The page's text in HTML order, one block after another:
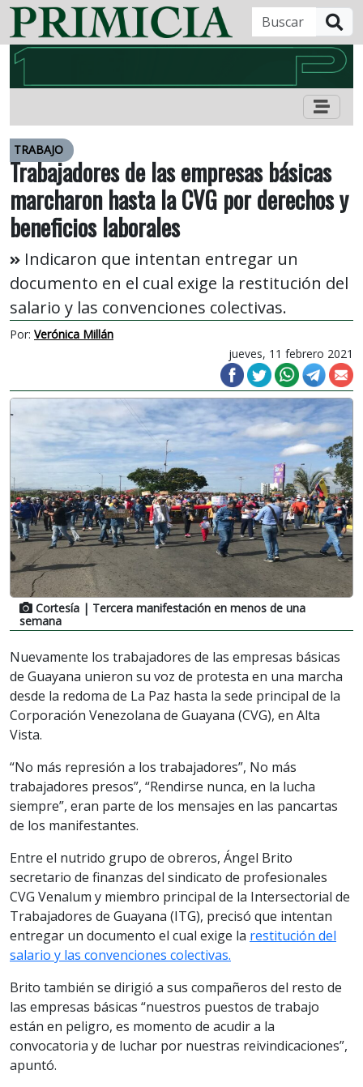
TRABAJO
Trabajadores de las empresas básicas
marcharon hasta la CVG por derechos y
beneficios laborales
Indicaron que intentan entregar un
documento en el cual exige la restitución del
salario y las convenciones colectivas.
Por: Verónica Millán
jueves, 11 febrero 2021
Cortesía | Tercera manifestación en menos de una
semana
Nuevamente los trabajadores de las empresas básicas
de Guayana unieron su voz de protesta en una marcha
desde la redoma de La Paz hasta la sede principal de la
Corporación Venezolana de Guayana (CVG), en Alta
Vista.
“No más represión a los trabajadores”, No más
trabajadores presos”, “Rendirse nunca, en la lucha
siempre”, eran parte de los mensajes en las pancartas
de los manifestantes.
Entre el nutrido grupo de obreros, Ángel Brito
secretario de finanzas del sindicato de profesionales
CVG Venalum y miembro principal de la Intersectorial de
Trabajadores de Guayana (ITG), precisó que intentan
entregar un documento el cual exige la restitución del
salario y las convenciones colectivas.
Brito también se dirigió a sus compañeros del resto de
las empresas básicas “nuestros puestos de trabajo
están en peligro, es momento de acudir a la
convocatoria y de luchar por nuestras reivindicaciones”,
apuntó.